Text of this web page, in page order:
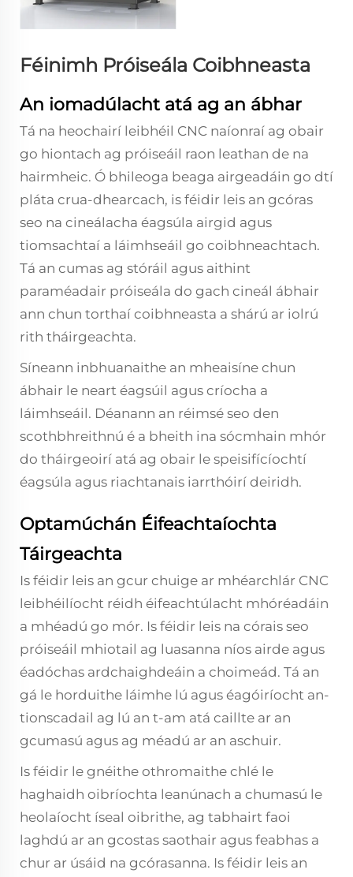
Féinimh Próiseála Coibhneasta
An iomadúlacht atá ag an ábhar
Tá na heochairí leibhéil CNC naíonraí ag obair
go hiontach ag próiseáil raon leathan de na
hairmheic. Ó bhileoga beaga airgeadáin go dtí
pláta crua-dhearcach, is féidir leis an gcóras
seo na cineálacha éagsúla airgid agus
tiomsachtaí a láimhseáil go coibhneachtach.
Tá an cumas ag stóráil agus aithint
paraméadair próiseála do gach cineál ábhair
ann chun torthaí coibhneasta a shárú ar iolrú
rith tháirgeachta.
Síneann inbhuanaithe an mheaisíne chun
ábhair le neart éagsúil agus críocha a
láimhseáil. Déanann an réimsé seo den
scothbhreithnú é a bheith ina sócmhain mhór
do tháirgeoirí atá ag obair le speisifícíochtí
éagsúla agus riachtanais iarrthóirí deiridh.
Optamúchán Éifeachtaíochta
Táirgeachta
Is féidir leis an gcur chuige ar mhéarchlár CNC
leibhéilíocht réidh éifeachtúlacht mhóréadáin
a mhéadú go mór. Is féidir leis na córais seo
próiseáil mhiotail ag luasanna níos airde agus
éadóchas ardchaighdeáin a choimeád. Tá an
gá le horduithe láimhe lú agus éagóiríocht an-
tionscadail ag lú an t-am atá caillte ar an
gcumasú agus ag méadú ar an aschuir.
Is féidir le gnéithe othromaithe chlé le
haghaidh oibríochta leanúnach a chumasú le
heolaíocht íseal oibrithe, ag tabhairt faoi
laghdú ar an gcostas saothair agus feabhas a
chur ar úsáid na gcórasanna. Is féidir leis an